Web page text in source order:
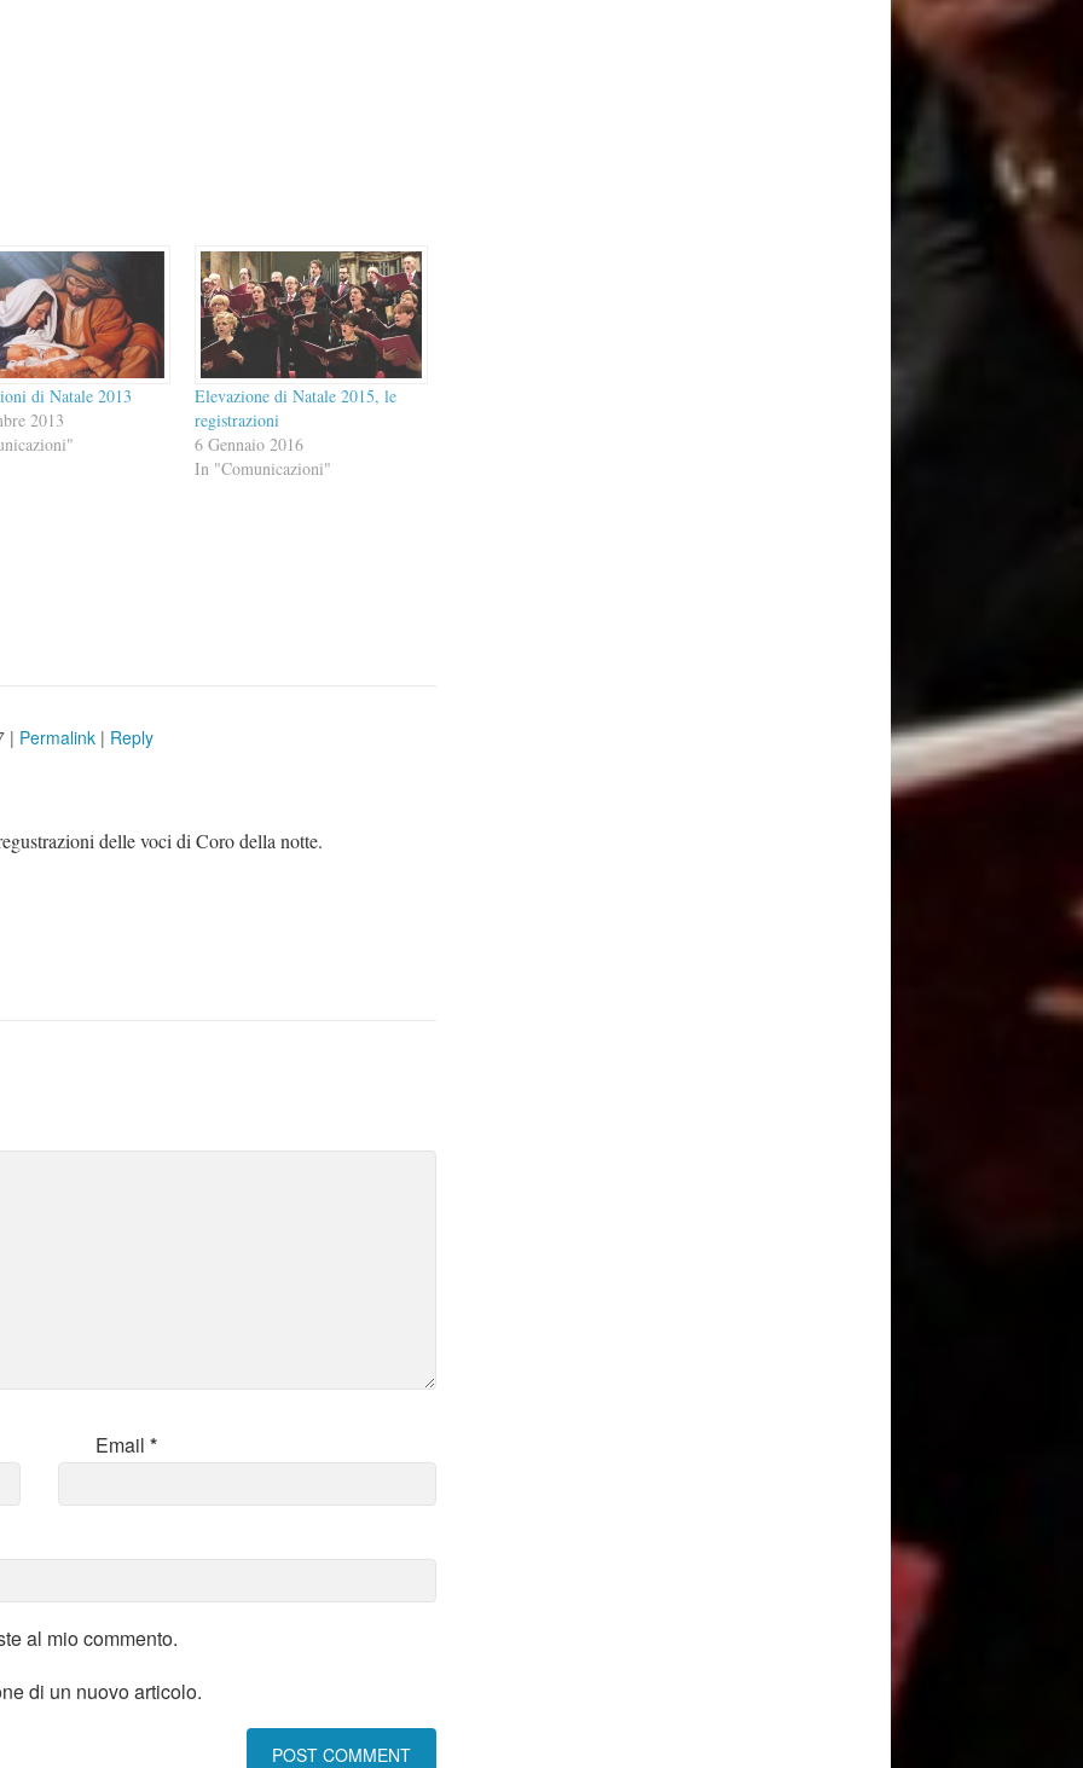
di Natale 2013
2013
Elevazione di Natale 2015, le
registrazioni
6 Gennaio 2016
In "Comunicazioni"
| Permalink| Reply
delle voci di Coro della notte.
Email*
al mio commento.
di un nuovo articolo.